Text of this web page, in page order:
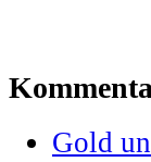
Gold